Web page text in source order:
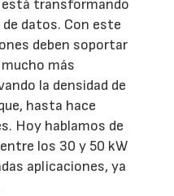
transformando
datos. Con este
deben soportar
más
la densidad de
hasta hace
Hoy hablamos de
los 30 y 50 kW
aplicaciones, ya